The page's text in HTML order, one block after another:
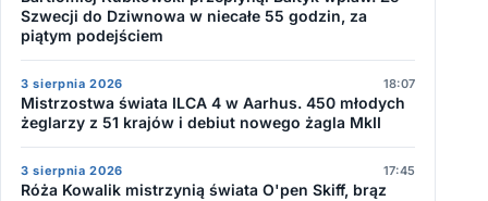
Szwecji do Dziwnowa w niecałe 55 godzin, za
piątym podejściem
3 sierpnia 2026 18:07
Mistrzostwa świata ILCA 4 w Aarhus. 450 młodych
żeglarzy z 51 krajów i debiut nowego żagla MkII
3 sierpnia 2026 17:45
Róża Kowalik mistrzynią świata O'pen Skiff, brąz